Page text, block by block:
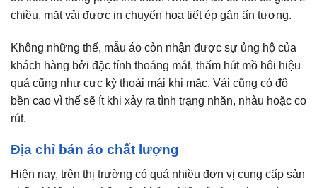
chiều, mặt vải được in chuyển hoạ tiết ép gân ấn tượng.
Không những thế, mẫu áo còn nhận được sự ủng hộ của
khách hàng bởi đặc tính thoáng mát, thấm hút mồ hôi hiệu
quả cũng như cực kỳ thoải mái khi mặc. Vải cũng có độ
bền cao vì thế sẽ ít khi xảy ra tình trạng nhăn, nhàu hoặc co
rút.
Địa chỉ bán áo chất lượng
Hiện nay, trên thị trường có quá nhiều đơn vị cung cấp sản